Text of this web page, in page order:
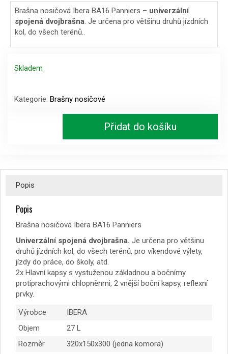
Brašna nosičová Ibera BA16 Panniers – univerzální
spojená dvojbrašna. Je určena pro většinu druhů jízdních
kol, do všech terénů..
Skladem
nosičová
Ibera
Kategorie: Brašny nosičové
Přidat do košíku
Popis
Popis
Brašna nosičová Ibera BA16 Panniers
Univerzální spojená dvojbrašna. Je určena pro většinu
druhů jízdních kol, do všech terénů, pro víkendové výlety,
jízdy do práce, do školy, atd.
2x Hlavní kapsy s vystuženou základnou a bočnímy
protiprachovými chlopněnmi, 2 vnější boční kapsy, reflexní
prvky.
Výrobce
IBERA
Objem
27 L
Rozměr
320x150x300 (jedna komora)